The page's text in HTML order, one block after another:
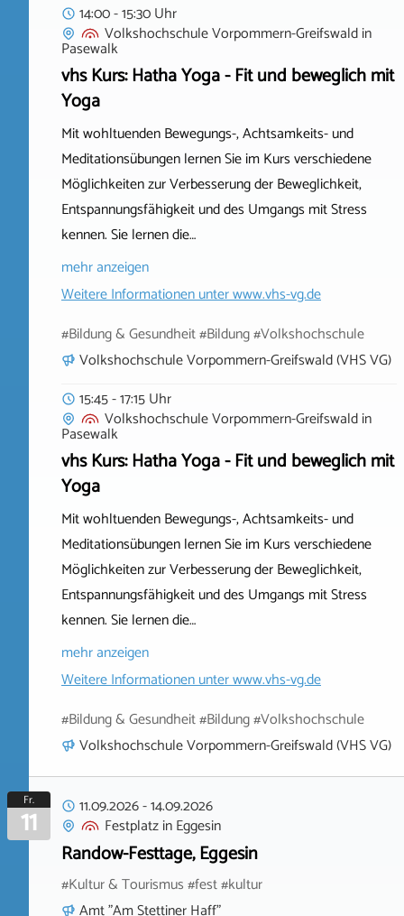
14:00 - 15:30 Uhr
Volkshochschule Vorpommern-Greifswaldin
Pasewalk
vhs Kurs: Hatha Yoga - Fit und beweglich mit
Yoga
Mit wohltuenden Bewegungs-, Achtsamkeits- und
Meditationsübungen lernen Sie im Kurs verschiedene
Möglichkeiten zur Verbesserung der Beweglichkeit,
Entspannungsfähigkeit und des Umgangs mit Stress
kennen. Sie lernen die…
mehr anzeigen
Weitere Informationen unterwww.vhs-vg.de
#Bildung & Gesundheit #Bildung #Volkshochschule
Volkshochschule Vorpommern-Greifswald (VHS VG)
15:45 - 17:15 Uhr
Volkshochschule Vorpommern-Greifswaldin
Pasewalk
vhs Kurs: Hatha Yoga - Fit und beweglich mit
Yoga
Mit wohltuenden Bewegungs-, Achtsamkeits- und
Meditationsübungen lernen Sie im Kurs verschiedene
Möglichkeiten zur Verbesserung der Beweglichkeit,
Entspannungsfähigkeit und des Umgangs mit Stress
kennen. Sie lernen die…
mehr anzeigen
Weitere Informationen unterwww.vhs-vg.de
#Bildung & Gesundheit #Bildung #Volkshochschule
Volkshochschule Vorpommern-Greifswald (VHS VG)
Fr.
11 11.09.2026-14.09.2026
FestplatzinEggesin
Randow-Festtage, Eggesin
#Kultur & Tourismus #fest #kultur
Amt "Am Stettiner Haff"